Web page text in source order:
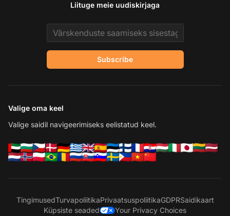
Liituge meie uudiskirjaga
Email address
Subscribe
Valige oma keel
Valige saidil navigeerimiseks eelistatud keel.
TingimusedTurvapoliitikaPrivaatsuspoliitikaGDPRSaidikaart
Küpsiste seaded
Your Privacy Choices